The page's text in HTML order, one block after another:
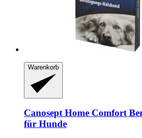
Warenkorb
CanoseptHome Comfort
für Hunde